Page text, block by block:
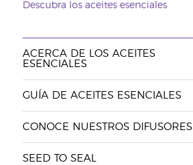
Descubra los aceites esenciales
ACERCA DE LOS ACEITES
ESENCIALES
GUÍA DE ACEITES ESENCIALES
CONOCE NUESTROS DIFUSORES
SEED TO SEAL